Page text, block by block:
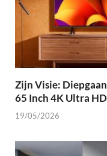
Zijn Visie:
65 Inch 4K Ultra
19/05/2026